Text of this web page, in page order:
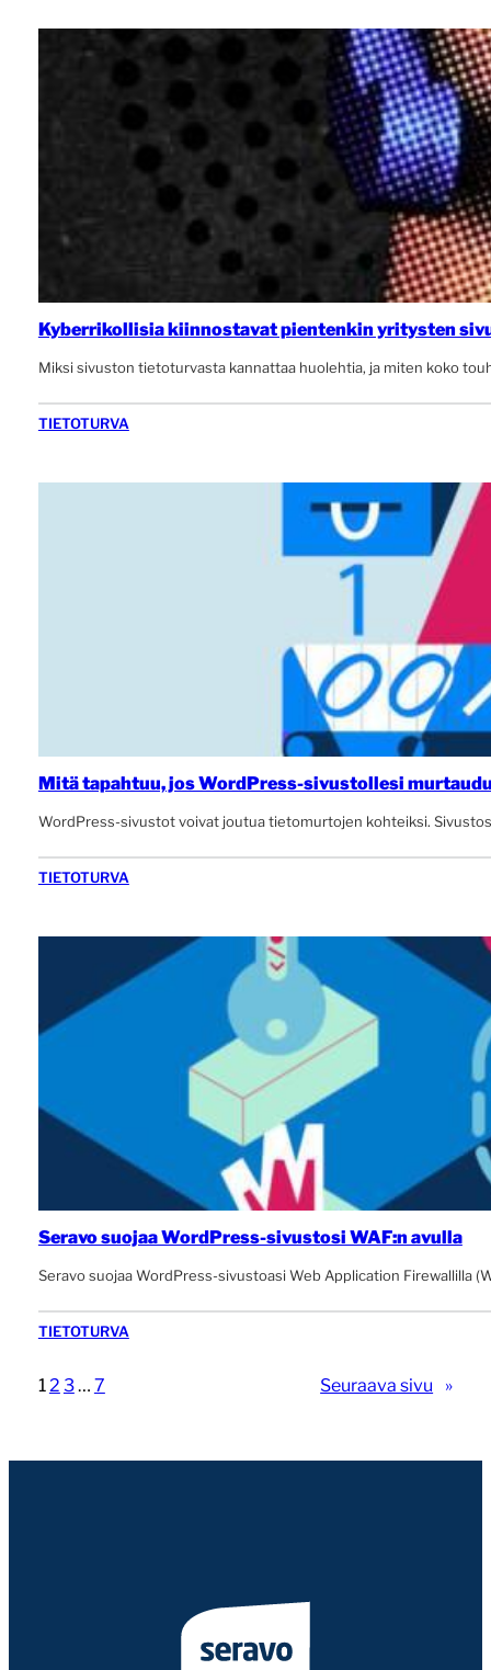
Kyberrikollisia kiinnostavat pientenkin yritysten
Miksi sivuston tietoturvasta kannattaa huolehtia, ja miten koko
TIETOTURVA
Mitä tapahtuu, jos WordPress-sivustollesi
WordPress-sivustot voivat joutua tietomurtojen kohteiksi.
TIETOTURVA
Seravo suojaa WordPress-sivustosi WAF:n avulla
Seravo suojaa WordPress-sivustoasi Web Application Firewallilla
TIETOTURVA
12 3… 7 Seuraava sivu »